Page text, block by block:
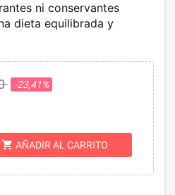
ni conservantes
dieta equilibrada y
-23,41%
shopping_cart AÑADIR AL CARRITO